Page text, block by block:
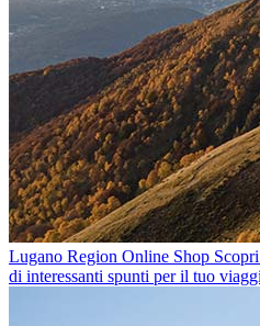
Lugano Region Online Shop
di interessanti spunti per il tuo